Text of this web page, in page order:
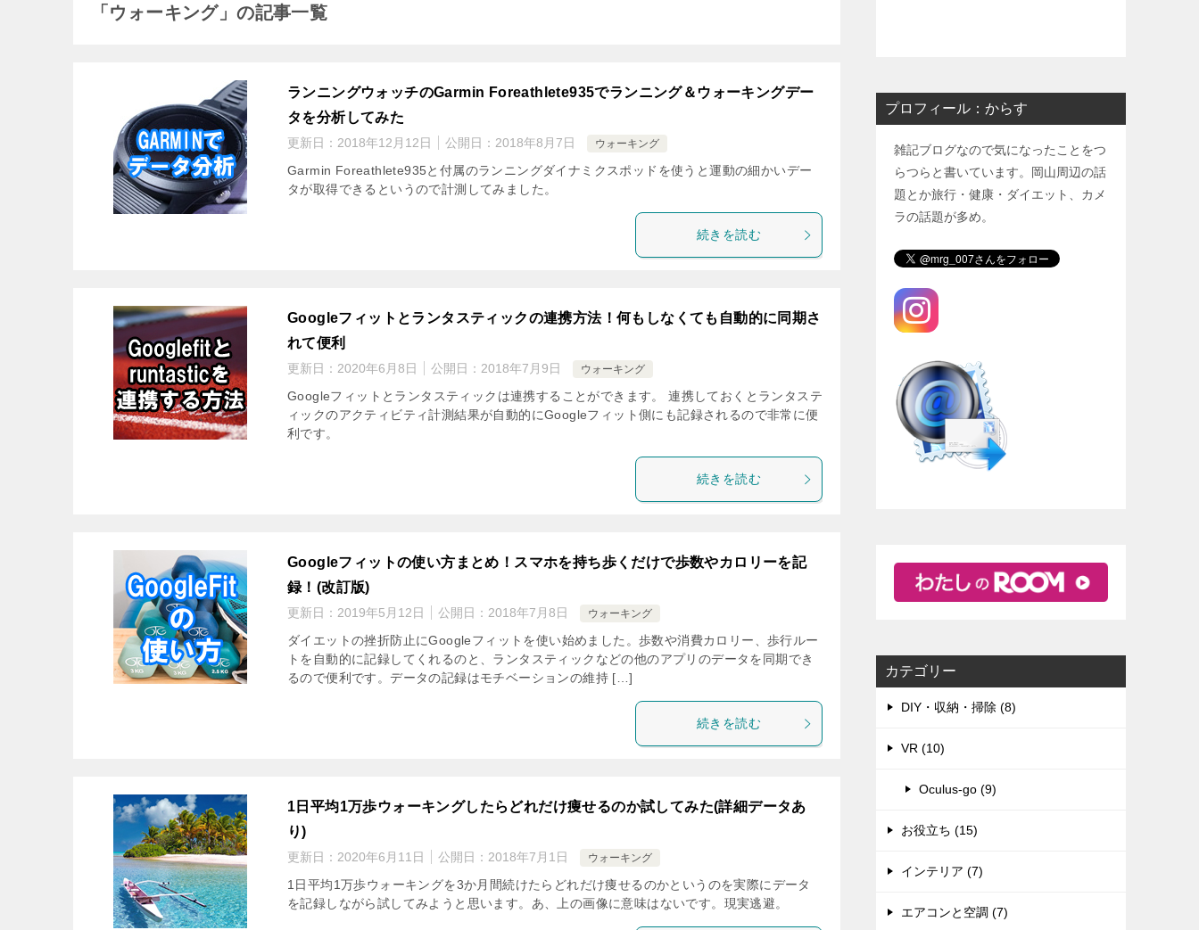
「ウォーキング」の記事一覧
ランニングウォッチのGarmin Foreathlete935でランニング＆ウォーキングデー
タを分析してみた
更新日： 2018年12月12日 公開日： 2018年8月7日 ウォーキング
Garmin Foreathlete935と付属のランニングダイナミクスポッドを使うと運動の細かいデー
タが取得できるというので計測してみました。
続きを読む
Googleフィットとランタスティックの連携方法！何もしなくても自動的に同期さ
れて便利
更新日： 2020年6月8日 公開日： 2018年7月9日 ウォーキング
Googleフィットとランタスティックは連携することができます。 連携しておくとランタステ
ィックのアクティビティ計測結果が自動的にGoogleフィット側にも記録されるので非常に便
利です。
続きを読む
Googleフィットの使い方まとめ！スマホを持ち歩くだけで歩数やカロリーを記
録！(改訂版)
更新日： 2019年5月12日 公開日： 2018年7月8日 ウォーキング
ダイエットの挫折防止にGoogleフィットを使い始めました。歩数や消費カロリー、歩行ルー
トを自動的に記録してくれるのと、ランタスティックなどの他のアプリのデータを同期でき
るので便利です。データの記録はモチベーションの維持 […]
続きを読む
1日平均1万歩ウォーキングしたらどれだけ痩せるのか試してみた(詳細データあ
り)
更新日： 2020年6月11日 公開日： 2018年7月1日 ウォーキング
1日平均1万歩ウォーキングを3か月間続けたらどれだけ痩せるのかというのを実際にデータ
を記録しながら試してみようと思います。あ、上の画像に意味はないです。現実逃避。
プロフィール：からす
雑記ブログなので気になったことをつ
らつらと書いています。岡山周辺の話
題とか旅行・健康・ダイエット、カメ
ラの話題が多め。
カテゴリー
DIY・収納・掃除 (8)
VR (10)
Oculus-go (9)
お役立ち (15)
インテリア (7)
エアコンと空調 (7)